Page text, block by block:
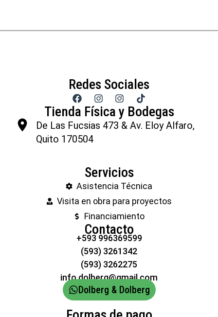
Redes Sociales
Tienda Física y Bodegas
De Las Fucsias 473 & Av. Eloy Alfaro,
Quito 170504
Servicios
Asistencia Técnica
Visita en obra para proyectos
Financiamiento
Contacto
+593 996369599
(593) 3261342
(593) 3262275
info.dolberg@gmail.com
Dolberg & Dolberg